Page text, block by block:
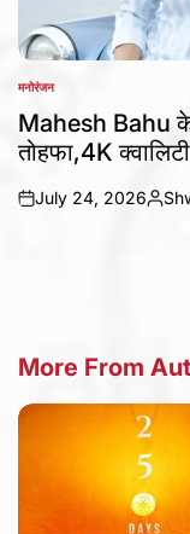
POSTED
IN
मनोरंजन
Mahesh Bahu के
तोहफा,4K
on
July 24, 2026
More From